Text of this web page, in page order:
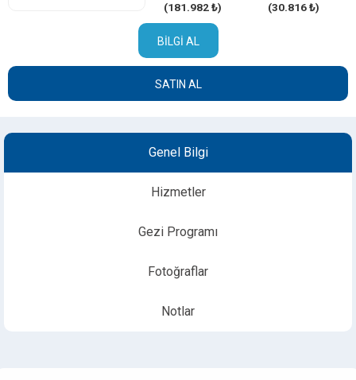
(181.982 ₺) (30.816 ₺)
BILGI AL
SATIN AL
Genel Bilgi
Hizmetler
Gezi Programı
Fotoğraflar
Notlar